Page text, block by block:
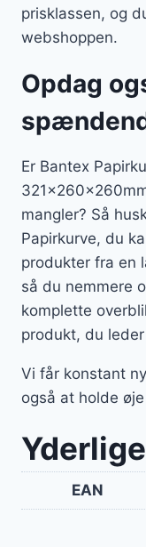
prisklassen, og
webshoppen.
Opdag
Er Bantex
mangler? Så
Papirkurve, du
produkter fra en
så du nemmere
komplette
produkt, du
Vi får konstant
også at holde
EAN